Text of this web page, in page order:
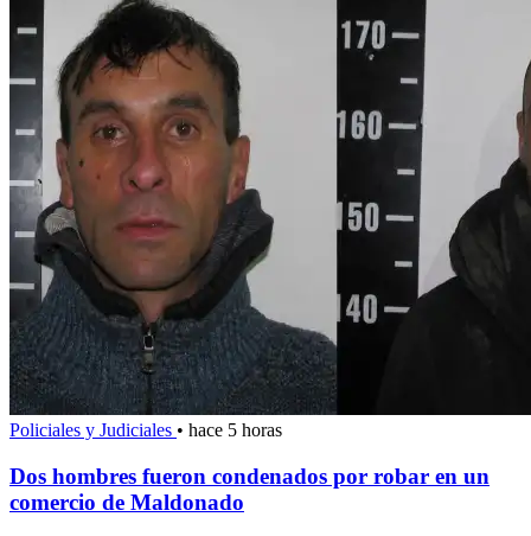
Policiales y Judiciales • hace 5 horas
Dos hombres fueron condenados por robar en un
comercio de Maldonado